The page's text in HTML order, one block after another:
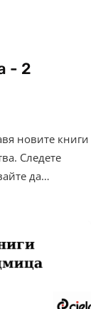
- 2
новите книги
Следете
да…